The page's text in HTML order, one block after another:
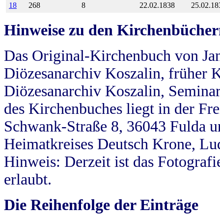
18
268 8 22.02.1838
Hinweise zu den
Das Original-Kirchenbuch von
Diözesanarchiv Koszalin, früher
Diözesanarchiv Koszalin,
des Kirchenbuches liegt in der
Schwank-Straße 8, 36043 Fulda
Heimatkreises Deutsch Krone,
Hinweis: Derzeit ist das
erlaubt.
Die Reihenfolge der Einträge